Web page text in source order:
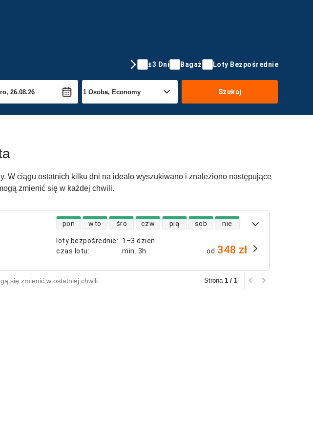
±3 Dni Bagaż Loty Bezpośrednie
Szukaj
W ciągu ostatnich kilku dni na idealo wyszukiwano i znaleziono następujące
zmienić się w każdej chwili.
loty bezpośrednie:
1–3 dzien.
czas lotu: min. 3h
dostępność lotów bezpośrednich
pon wto śro czw pią sob nie
od 348 zł
się zmienić w ostatniej chwili Strona 1 / 1